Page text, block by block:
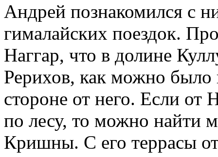
Андрей познакомился с
гималайских поездок.
Наггар, что в долине
Рерихов, как можно было
стороне от него. Если от
по лесу, то можно найти
Кришны. С его террасы